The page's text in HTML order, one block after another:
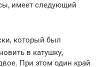
имеет следующий
который был
в катушку,
При этом один край